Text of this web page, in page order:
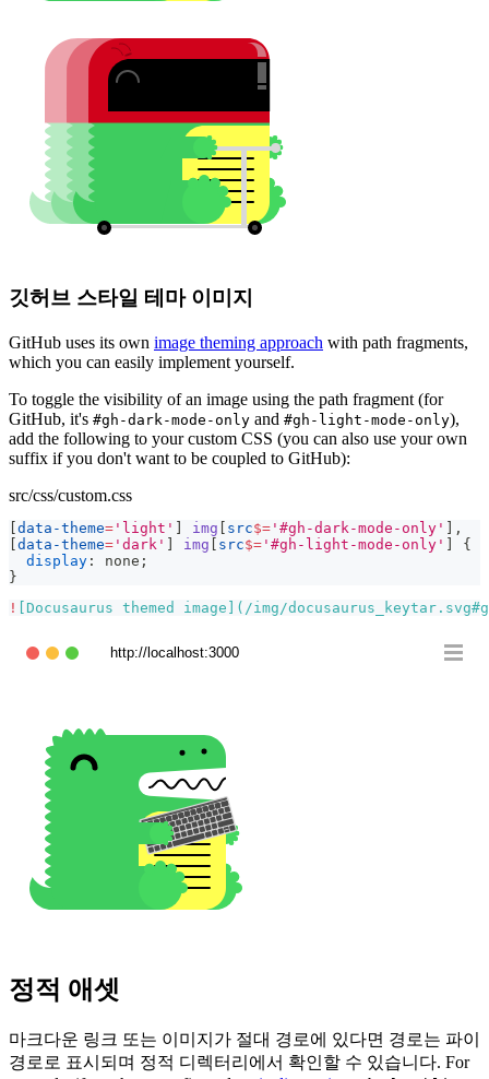
깃허브 스타일 테마 이미지
GitHub uses its own image theming approach with path fragments,
which you can easily implement yourself.
To toggle the visibility of an image using the path fragment (for
GitHub, it's #gh-dark-mode-only and #gh-light-mode-only),
add the following to your custom CSS (you can also use your own
suffix if you don't want to be coupled to GitHub):
src/css/custom.css
data-theme= 'light' img src$= '#gh-dark-mode-only'
,
data-theme= 'dark' img src$= '#gh-light-mode-only'
{
display : none ;
}
!
Docusaurus themed image ]( /img/
http://localhost:3000
정적 애셋
마크다운 링크 또는 이미지가 절대 경로에 있다면 경로는 파이
경로로 표시되며 정적 디렉터리에서 확인할 수 있습니다. For